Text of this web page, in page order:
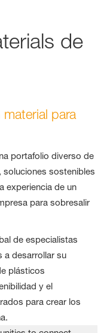
de
para
portafolio diverso de
soluciones sostenibles
experiencia de un
para sobresalir
de especialistas
a desarrollar su
plásticos
y el
para crear los